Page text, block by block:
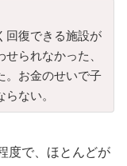
回復できる施設が
られなかった、
。お金のせいで子
ない。
度で、ほとんどが